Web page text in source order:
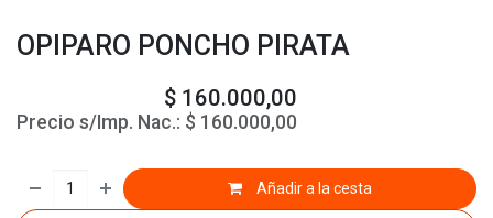
OPIPARO PONCHO PIRATA
$ 160.000,00
Precio s/Imp. Nac.: $ 160.000,00
Añadir a la cesta